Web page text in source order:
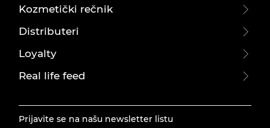
Kozmetički rečnik
Distributeri
Loyalty
Real life feed
Prijavite se na našu newsletter listu